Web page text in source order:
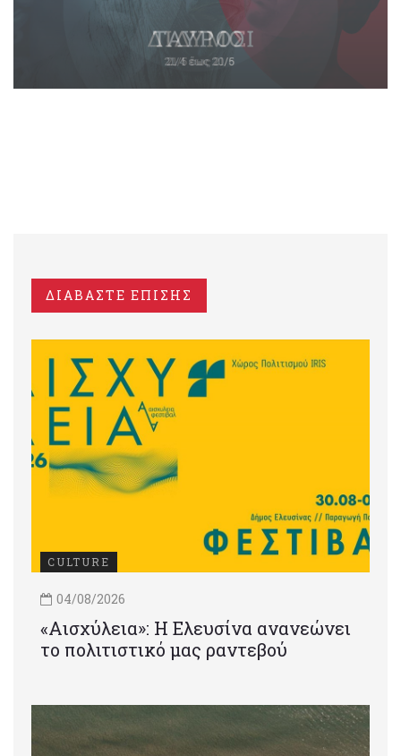
ΔΙΑΒΑΣΤΕ ΕΠΙΣΗΣ
CULTURE
04/08/2026
«Αισχύλεια»: Η Ελευσίνα ανανεώνει
το πολιτιστικό μας ραντεβού